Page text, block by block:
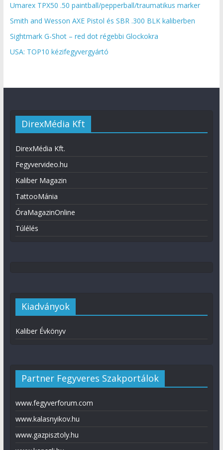
Umarex TPX50 .50 paintball/pepperball/traumatikus marker
Smith and Wesson AXE Pistol és SBR .300 BLK kaliberben
Sightmark G-Shot – red dot régebbi Glockokra
USA: TOP10 kézifegyvergyártó
DirexMédia Kft
DirexMédia Kft.
Fegyvervideo.hu
Kaliber Magazin
TattooMánia
ÓraMagazinOnline
Túlélés
Kiadványok
Kaliber Évkönyv
Partner Fegyveres Szakportálok
www.fegyverforum.com
www.kalasnyikov.hu
www.gazpisztoly.hu